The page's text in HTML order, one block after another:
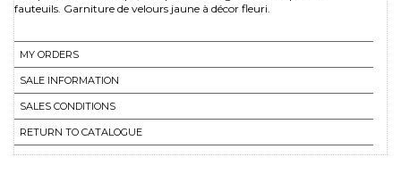
fauteuils. Garniture de velours jaune à décor fleuri.
MY ORDERS
SALE INFORMATION
SALES CONDITIONS
RETURN TO CATALOGUE